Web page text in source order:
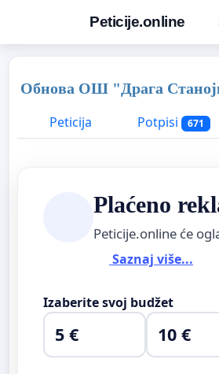
Peticije.online
Обнова ОШ "Драга
Peticija
Potpisi 671
Plaćeno
Peticije.online će
Saznaj više...
Izaberite svoj budžet
5 € 10 €